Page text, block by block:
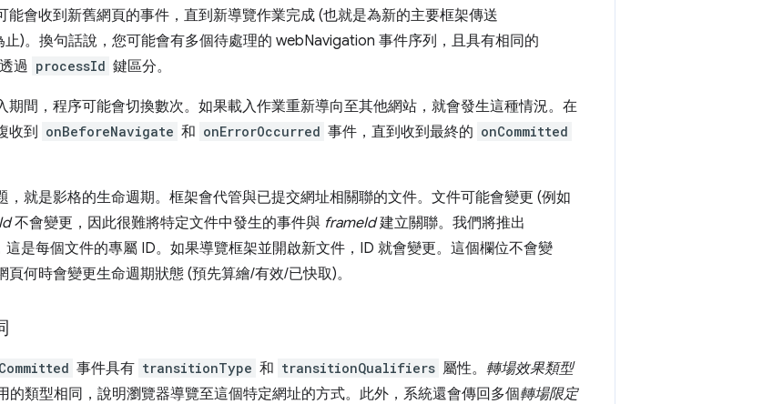
能會收到新舊網頁的事件，直到新導覽作業完成 (也就是為新的主要框架傳送
止)。換句話說，您可能會有多個待處理的 webNavigation 事件序列，且具有相同的
過 processId 鍵區分。
期間，程序可能會切換數次。如果載入作業重新導向至其他網站，就會發生這種情況。在
收到 onBeforeNavigate 和 onErrorOccurred 事件，直到收到最終的 onCommitted
，就是影格的生命週期。框架會代管與已提交網址相關聯的文件。文件可能會變更 (例如
不會變更，因此很難將特定文件中發生的事件與 frameId建立關聯。我們將推出
這是每個文件的專屬 ID。如果導覽框架並開啟新文件，ID 就會變更。這個欄位不會變
頁何時會變更生命週期狀態 (預先算繪/有效/已快取)。
事件具有 transitionType 和 transitionQualifiers 屬性。 轉場效果類型
的類型相同，說明瀏覽器導覽至這個特定網址的方式。此外，系統還會傳回多個轉場限定